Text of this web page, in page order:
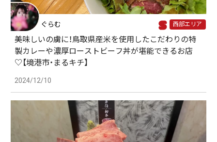
ぐらむ 西部エリア
美味しいの虜に！鳥取県産米を使用したこだわりの特
製カレーや濃厚ローストビーフ丼が堪能できるお店
♡【境港市・まるキチ】
2024/12/10